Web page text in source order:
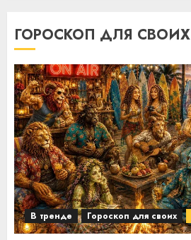
ГОРОСКОП ДЛЯ СВОИХ
В тренде Гороскоп для своих